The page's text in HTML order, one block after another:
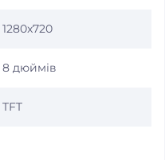
1280x720
8 дюймів
TFT